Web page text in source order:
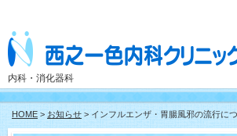
内科・消化器科
HOME > お知らせ > インフルエンザ・胃腸風邪の流行に